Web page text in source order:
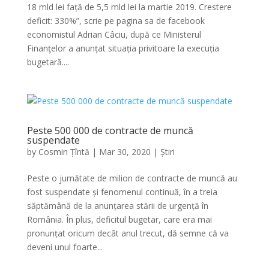
18 mld lei față de 5,5 mld lei la martie 2019. Crestere
deficit: 330%”, scrie pe pagina sa de facebook
economistul Adrian Câciu, după ce Ministerul
Finanţelor a anunțat situația privitoare la execuția
bugetară....
Peste 500 000 de contracte de muncă
suspendate
by Cosmin Țîntă | Mar 30, 2020 | Știri
Peste o jumătate de milion de contracte de muncă au
fost suspendate și fenomenul continuă, în a treia
săptămână de la anunțarea stării de urgență în
România. În plus, deficitul bugetar, care era mai
pronunțat oricum decât anul trecut, dă semne că va
deveni unul foarte...